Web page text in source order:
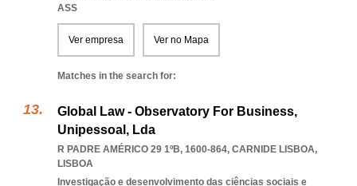
ASS
Ver empresa Ver no Mapa
Matches in the search for:
Global Law - Observatory For Business,
Unipessoal, Lda
R PADRE AMÉRICO 29 1ºB, 1600-864, CARNIDE LISBOA,
LISBOA
Investigação e desenvolvimento das ciências sociais e